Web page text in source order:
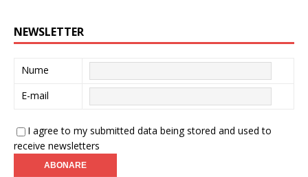
NEWSLETTER
Nume
E-mail
I agree to my submitted data being stored and used to
receive newsletters